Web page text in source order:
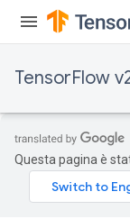
TensorFlow
Questa pagina è